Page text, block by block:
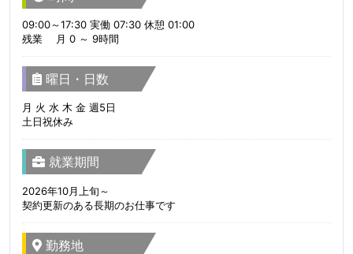
09:00～17:30 実働 07:30 休憩 01:00
残業 月 0 ～ 9時間
曜日・日数
月 火 水 木 金 週5日
土日祝休み
就業期間
2026年10月上旬～
契約更新のある長期のお仕事です
勤務地